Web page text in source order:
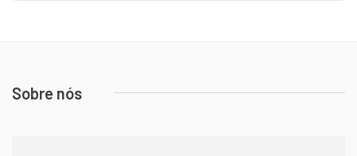
Sobre nós